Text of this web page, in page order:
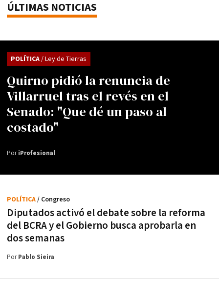
ÚLTIMAS NOTICIAS
Quirno pidió la renuncia de
Villarruel tras el revés en el
Senado: "Que dé un paso al
costado"
POLÍTICA/ Ley de Tierras
PoriProfesional
Diputados activó el debate sobre la reforma
del BCRA y el Gobierno busca aprobarla en
dos semanas
POLÍTICA/ Congreso
PorPablo Sieira